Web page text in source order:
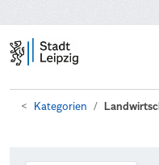
Kategorien